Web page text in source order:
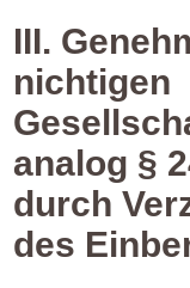
III.
nichtigen
analog §
durch
des